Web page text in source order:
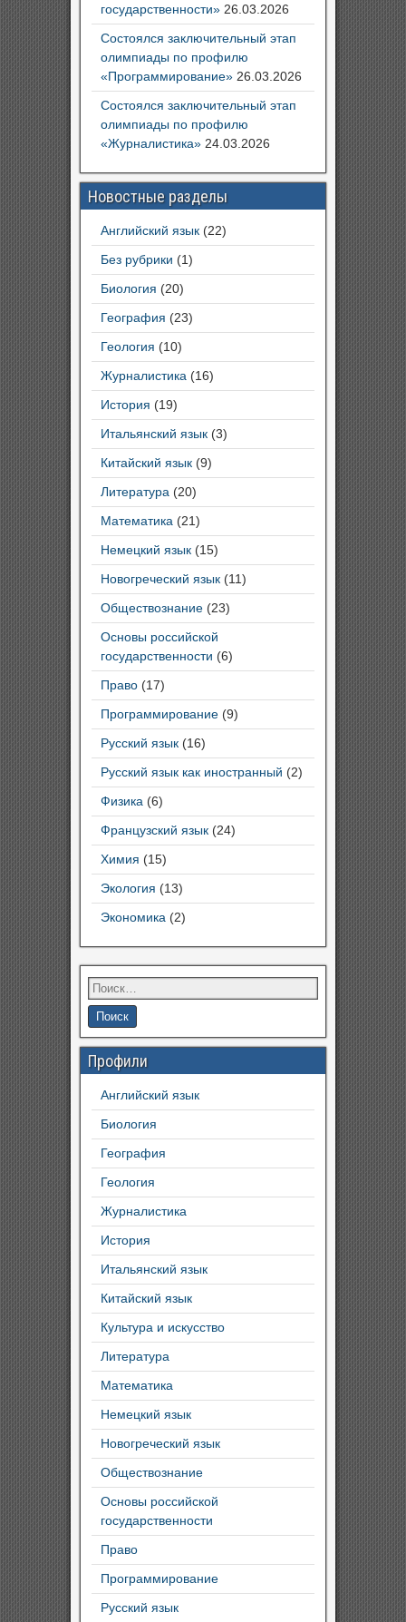
государственности» 26.03.2026
Состоялся заключительный этап
олимпиады по профилю
«Программирование» 26.03.2026
Состоялся заключительный этап
олимпиады по профилю
«Журналистика» 24.03.2026
Новостные разделы
Английский язык (22)
Без рубрики (1)
Биология (20)
География (23)
Геология (10)
Журналистика (16)
История (19)
Итальянский язык (3)
Китайский язык (9)
Литература (20)
Математика (21)
Немецкий язык (15)
Новогреческий язык (11)
Обществознание (23)
Основы российской
государственности (6)
Право (17)
Программирование (9)
Русский язык (16)
Русский язык как иностранный (2)
Физика (6)
Французский язык (24)
Химия (15)
Экология (13)
Экономика (2)
Профили
Английский язык
Биология
География
Геология
Журналистика
История
Итальянский язык
Китайский язык
Культура и искусство
Литература
Математика
Немецкий язык
Новогреческий язык
Обществознание
Основы российской
государственности
Право
Программирование
Русский язык